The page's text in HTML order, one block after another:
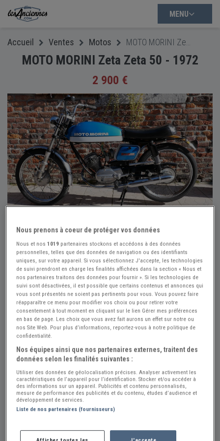
MENU
Accueil Ventes Motos
MOTO MORINI Zeta Zeta 50 - 1972
2 900 €
+6
Réf : A762595 Actualisée le : 20/07/2026
MOTO MORINI Zeta Zeta 50 - 1972
Créer une alerte MOTO MORINI Zeta Zeta
2 900 €
Belgique
pour une autre raison. Veuillez consulter la liste ci-
Nous prenons à coeur de protéger vos données
Nous et nos1019 partenaires stockons et accédons à des données
personnelles, telles que des données de navigation ou des identifiants
uniques, sur votre appareil. Si vous sélectionnez J'accepte, les technologies
de suivi prendront en charge les finalités affichées dans la section « Nous et
nos partenaires traitons des données pour fournir ». Si les technologies de
suivi sont désactivées, il est possible que certains contenus et annonces qui
vous sont présentés ne soient pas pertinents pour vous. Vous pouvez faire
réapparaître ce menu pour modifier vos choix ou pour retirer votre
consentement à tout moment en cliquant sur le lien Gérer mes préférences
en bas de page. Les choix que vous avez fait aurons un effet sur notre ou
nos Site Web. Pour plus d’informations, reportez-vous à notre politique de
confidentialité.
Nos équipes ainsi que nos partenaires externes, traitent des
données selon les finalités suivantes :
Utiliser des données de géolocalisation précises. Analyser activement les
caractéristiques de l’appareil pour l’identification. Stocker et/ou accéder à
des informations sur un appareil. Publicités et contenu personnalisés,
mesure de performance des publicités et du contenu, études d’audience et
développement de services.
Liste de nos partenaires (fournisseurs)